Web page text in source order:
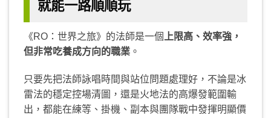
就能一路順順玩
《RO：世界之旅》的法師是一個 上限高、效率強，
但非常吃養成方向的職業 。
只要先把法師詠唱時間與站位問題處理好，不論是冰
雷法的穩定控場清圖，還是火地法的高爆發範圍輸
出，都能在練等、掛機、副本與團隊戰中發揮明顯價